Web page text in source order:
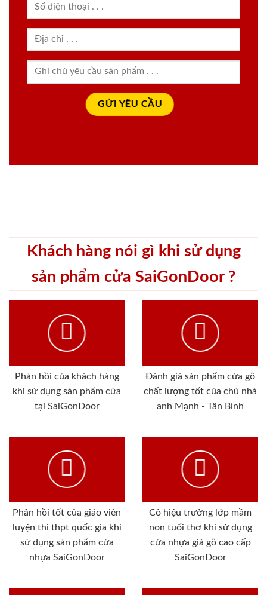
Khách hàng nói gì khi sử dụng
sản phẩm cửa SaiGonDoor ?
Phản hồi của khách hàng
khi sử dụng sản phẩm cửa
tại SaiGonDoor
Đánh giá sản phẩm cửa gỗ
chất lượng tốt của chủ nhà
anh Mạnh - Tân Bình
Phản hồi tốt của giáo viên
luyện thi thpt quốc gia khi
sử dụng sản phẩm cửa
nhựa SaiGonDoor
Cô hiệu trưởng lớp mầm
non tuổi thơ khi sử dụng
cửa nhựa giả gỗ cao cấp
SaiGonDoor